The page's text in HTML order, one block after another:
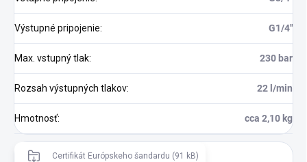
Výstupné pripojenie: G1/4"
Max. vstupný tlak: 230 bar
Rozsah výstupných tlakov: 22 l/min
Hmotnosť: cca 2,10 kg
Certifikát Európskeho šandardu (91 kB)